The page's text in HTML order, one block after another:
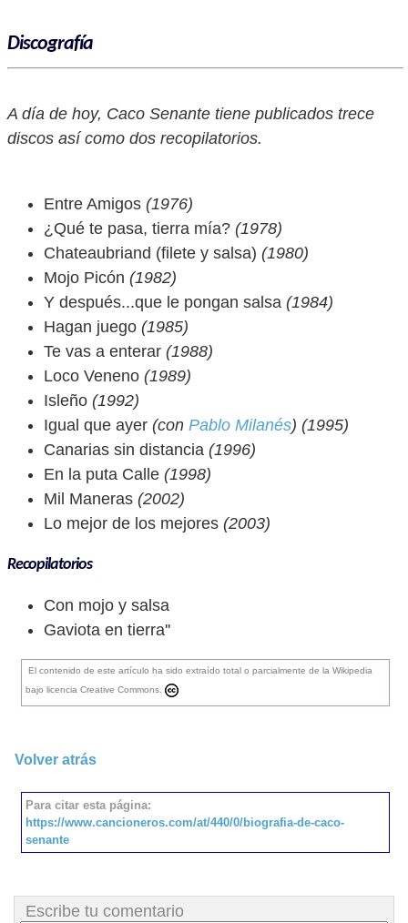
Discografía
A día de hoy, Caco Senante tiene publicados trece
discos así como dos recopilatorios.
Entre Amigos (1976)
¿Qué te pasa, tierra mía? (1978)
Chateaubriand (filete y salsa) (1980)
Mojo Picón (1982)
Y después...que le pongan salsa (1984)
Hagan juego (1985)
Te vas a enterar (1988)
Loco Veneno (1989)
Isleño (1992)
Igual que ayer (con Pablo Milanés) (1995)
Canarias sin distancia (1996)
En la puta Calle (1998)
Mil Maneras (2002)
Lo mejor de los mejores (2003)
Recopilatorios
Con mojo y salsa
Gaviota en tierra''
El contenido de este artículo ha sido extraído total o parcialmente de la Wikipedia
bajo licencia Creative Commons.
Volver atrás
Para citar esta página:
https://www.cancioneros.com/at/440/0/biografia-de-caco-
senante
Escribe tu comentario